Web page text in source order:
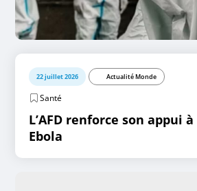
22 juillet 2026 Actualité Monde
Santé
L’AFD renforce son appui à
Ebola